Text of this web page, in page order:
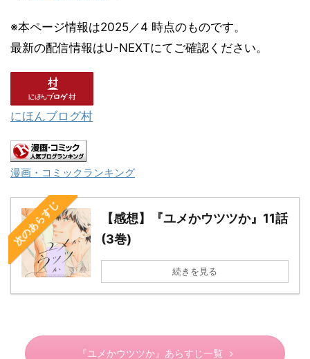
※本ページ情報は2025／4 時点のものです。
最新の配信情報はU-NEXTにてご確認ください。
にほんブログ村
漫画・コミックランキング
次のあらすじ
【感想】『ユメかウツツか』11話
(3巻)
続きを見る
『ユメかウツツか』あらすじ一覧